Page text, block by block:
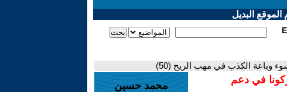
البديل
وباعة الكذب في مهب الريح (50)
في دعم
محمد حسين